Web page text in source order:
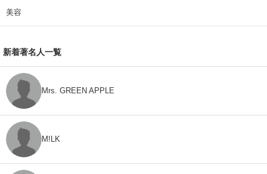
美容
新着著名人一覧
Mrs. GREEN APPLE
M!LK